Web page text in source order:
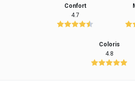
Confort
4.7
Coloris
4.8